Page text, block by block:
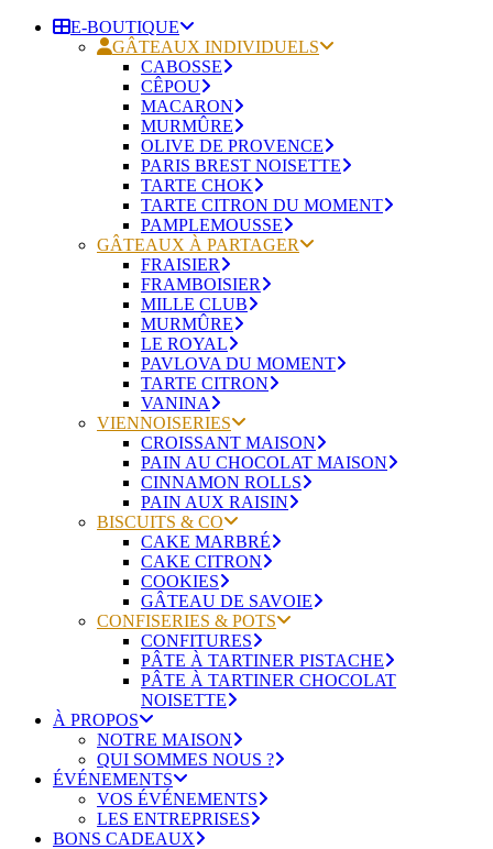
E-BOUTIQUE
GÂTEAUX INDIVIDUELS
CABOSSE
CÊPOU
MACARON
MURMÛRE
OLIVE DE PROVENCE
PARIS BREST NOISETTE
TARTE CHOK
TARTE CITRON DU MOMENT
PAMPLEMOUSSE
GÂTEAUX À PARTAGER
FRAISIER
FRAMBOISIER
MILLE CLUB
MURMÛRE
LE ROYAL
PAVLOVA DU MOMENT
TARTE CITRON
VANINA
VIENNOISERIES
CROISSANT MAISON
PAIN AU CHOCOLAT MAISON
CINNAMON ROLLS
PAIN AUX RAISIN
BISCUITS & CO
CAKE MARBRÉ
CAKE CITRON
COOKIES
GÂTEAU DE SAVOIE
CONFISERIES & POTS
CONFITURES
PÂTE À TARTINER PISTACHE
PÂTE À TARTINER CHOCOLAT
NOISETTE
À PROPOS
NOTRE MAISON
QUI SOMMES NOUS ?
ÉVÉNEMENTS
VOS ÉVÉNEMENTS
LES ENTREPRISES
BONS CADEAUX